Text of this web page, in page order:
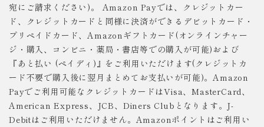
宛にご請求ください)。 Amazon Payでは、クレジットカー
ド、クレジットカードと同様に決済ができるデビットカード・
プリペイドカード、Amazonギフトカード(オンラインチャー
ジ・購入、コンビニ・薬局・書店等での購入が可能)および
『あと払い (ペイディ)』をご利用いただけます(クレジットカ
ード不要で購入後に翌月まとめてお支払いが可能)。Amazon
Payでご利用可能なクレジットカードはVisa、MasterCard、
American Express、JCB、Diners Clubとなります。J-
Debitはご利用いただけません。Amazonポイントはご利用い